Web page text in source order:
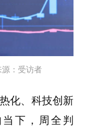
：受访者
化、科技创新
下，周全判